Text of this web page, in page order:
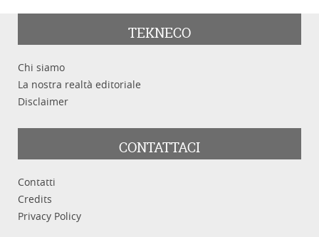
TEKNECO
Chi siamo
La nostra realtà editoriale
Disclaimer
CONTATTACI
Contatti
Credits
Privacy Policy